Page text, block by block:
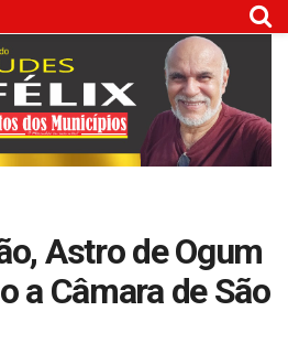
Astro de Ogum
a Câmara de São